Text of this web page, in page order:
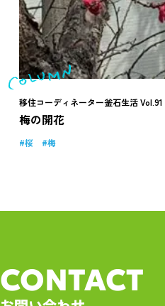
移住コーディネーター釜石生活 Vol.91
梅の開花
桜 梅
CONTACT